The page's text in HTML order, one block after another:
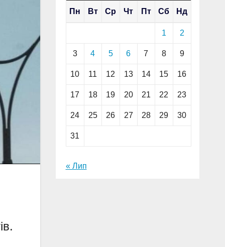
Пн Вт Ср Чт Пт Сб Нд
1 2
3 4 5 6 7 8 9
10 11 12 13 14 15 16
17 18 19 20 21 22 23
24 25 26 27 28 29 30
31
« Лип